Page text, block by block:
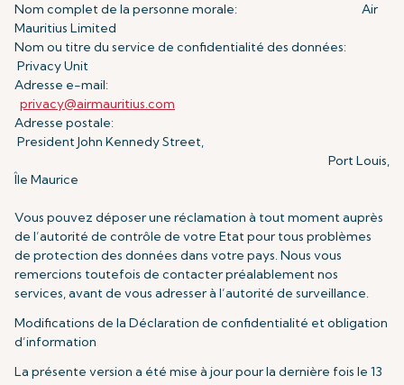
Nom complet de la personne morale: Air
Mauritius Limited
Nom ou titre du service de confidentialité des données:
Privacy Unit
Adresse e-mail:
privacy@airmauritius.com
Adresse postale:
President John Kennedy Street,
Port Louis,
Île Maurice
Vous pouvez déposer une réclamation à tout moment auprès
de l’autorité de contrôle de votre Etat pour tous problèmes
de protection des données dans votre pays. Nous vous
remercions toutefois de contacter préalablement nos
services, avant de vous adresser à l’autorité de surveillance.
Modifications de la Déclaration de confidentialité et obligation
d’information
La présente version a été mise à jour pour la dernière fois le 13